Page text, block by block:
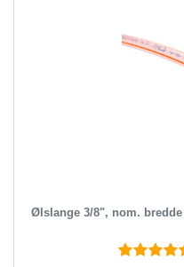
Ølslange 3/8", nom.